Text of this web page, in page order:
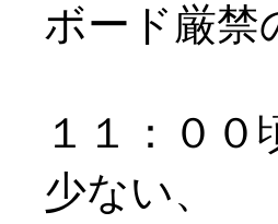
ボード厳禁
１１：０
少ない、